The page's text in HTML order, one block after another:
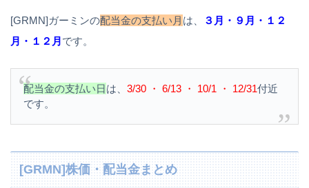
[GRMN]ガーミンの配当金の支払い月 は、
３月・９月・１２
月・１２月 です。
配当金の支払い日は、 3/30 ・ 6/13 ・ 10/1 ・ 12/31付近
です。
[GRMN]株価・配当金まとめ